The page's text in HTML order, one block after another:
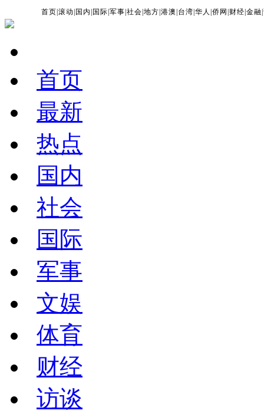
首页 |滚动 国内 国际 |军事 |社会 |地方 |港澳 台湾 |华人 |侨网 财经 |金融 |
首页
最新
热点
国内
社会
国际
军事
文娱
体育
财经
访谈